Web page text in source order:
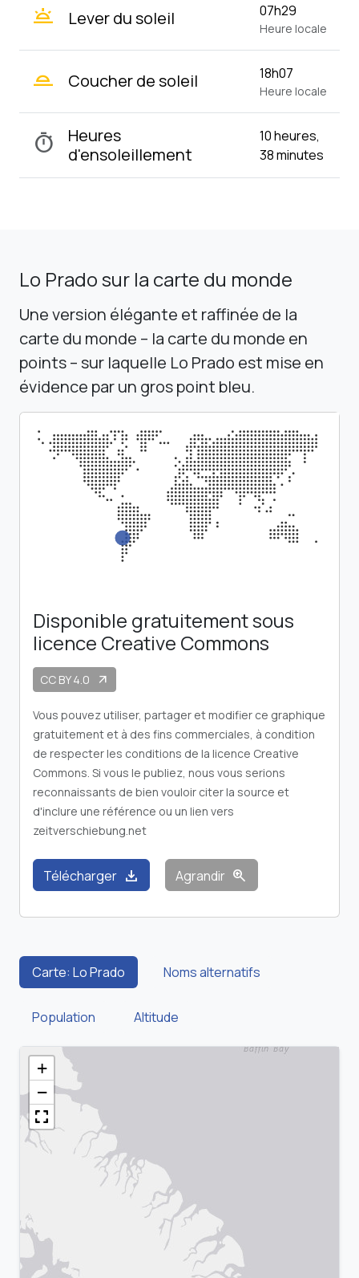
wb_twilight Lever du soleil 07h29
Heure locale
wb_twilight_2 Coucher de soleil 18h07
Heure locale
timer
Heures
d'ensoleillement
10 heures,
38 minutes
Lo Prado sur la carte du monde
Une version élégante et raffinée de la
carte du monde – la carte du monde en
points – sur laquelle Lo Prado est mise en
évidence par un gros point bleu.
Disponible gratuitement sous
licence Creative Commons
CC BY 4.0 arrow_outward
Vous pouvez utiliser, partager et modifier ce graphique
gratuitement et à des fins commerciales, à condition
de respecter les conditions de la licence Creative
Commons. Si vous le publiez, nous vous serions
reconnaissants de bien vouloir citer la source et
d'inclure une référence ou un lien vers
zeitverschiebung.net
Télécharger download Agrandir zoom_in
Carte: Lo Prado Noms alternatifs
Population Altitude
+
−